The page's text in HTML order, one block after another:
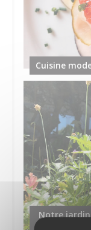
Cuisine
Notre